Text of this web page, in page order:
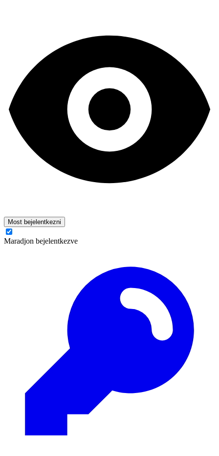
Most bejelentkezni
Maradjon bejelentkezve